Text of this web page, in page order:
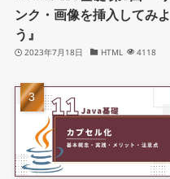
ンク・画像を挿入してみよ
う』
2023年7月18日 HTML 4118